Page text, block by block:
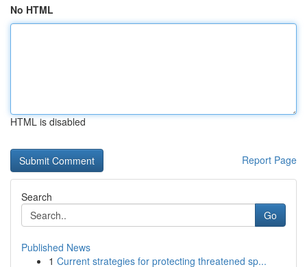
No HTML
HTML is disabled
Report Page
Search
Go
Published News
1 Current strategies for protecting threatened sp...